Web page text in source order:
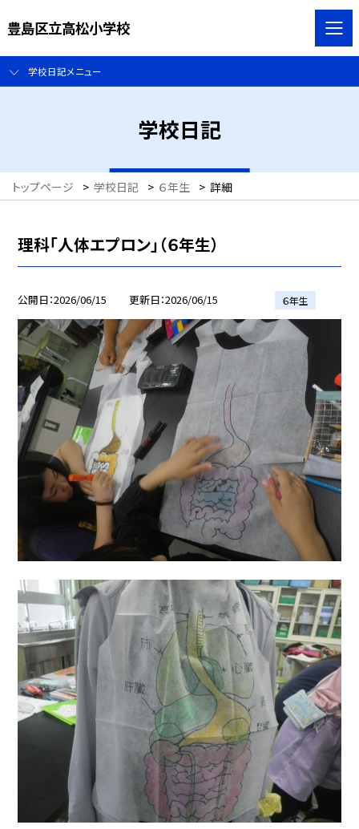
豊島区立高松小学校
学校日記メニュー
学校日記
トップページ > 学校日記 > ６年生 > 詳細
理科「人体エプロン」（６年生）
公開日 2026/06/15 更新日 2026/06/15 ６年生